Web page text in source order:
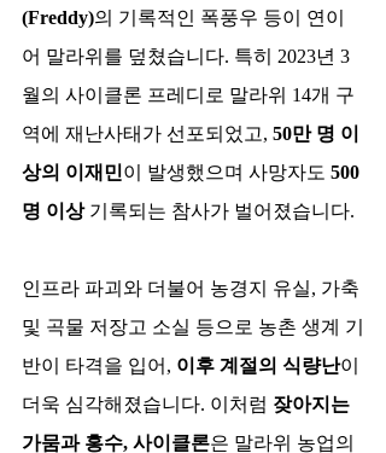
(Freddy)의 기록적인 폭풍우 등이 연이
어 말라위를 덮쳤습니다. 특히 2023년 3
월의 사이클론 프레디로 말라위 14개 구
역에 재난사태가 선포되었고, 50만 명 이
상의 이재민이 발생했으며 사망자도 500
명 이상 기록되는 참사가 벌어졌습니다.​
인프라 파괴와 더불어 농경지 유실, 가축
및 곡물 저장고 소실 등으로 농촌 생계 기
반이 타격을 입어, 이후 계절의 식량난이
더욱 심각해졌습니다. 이처럼 잦아지는
가뭄과 홍수, 사이클론은 말라위 농업의